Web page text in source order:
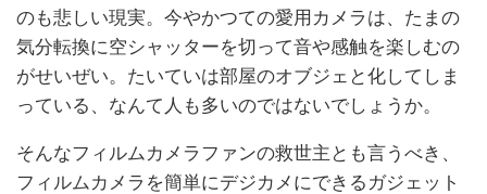
のも悲しい現実。今やかつての愛用カメラは、たまの
気分転換に空シャッターを切って音や感触を楽しむの
がせいぜい。たいていは部屋のオブジェと化してしま
っている、なんて人も多いのではないでしょうか。
そんなフィルムカメラファンの救世主とも言うべき、
フィルムカメラを簡単にデジカメにできるガジェット